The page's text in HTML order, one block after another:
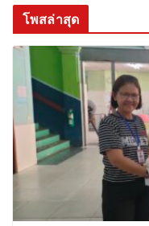
โพสล่าสุด